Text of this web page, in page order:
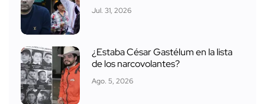
Jul. 31, 2026
¿Estaba César Gastélum en la lista
de los narcovolantes?
Ago. 5, 2026